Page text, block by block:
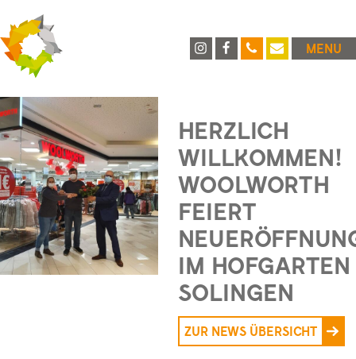
MENU
HERZLICH
WILLKOMMEN!
WOOLWORTH
FEIERT
IM HOFGARTEN
SOLINGEN
ZUR NEWS ÜBERSICHT